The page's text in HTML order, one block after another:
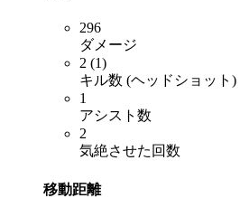
296
ダメージ
2 (1)
キル数 (ヘッドショット)
1
アシスト数
2
気絶させた回数
移動距離